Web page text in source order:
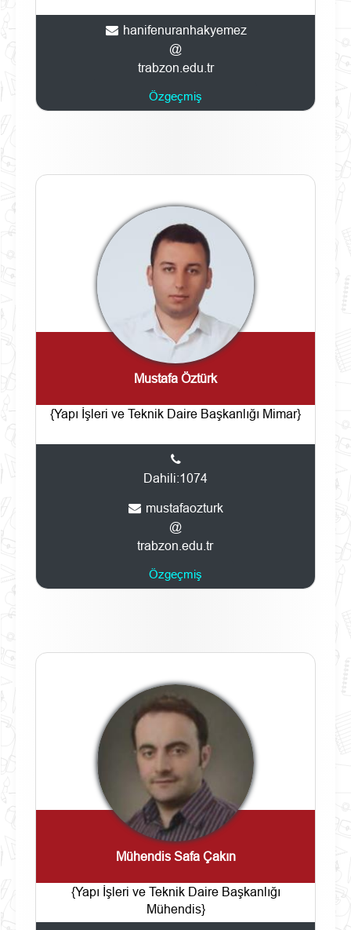
hanifenuranhakyemez
@
trabzon.edu.tr
Özgeçmiş
Mustafa Öztürk
{Yapı İşleri ve Teknik Daire Başkanlığı Mimar}
Dahili:1074
mustafaozturk
@
trabzon.edu.tr
Özgeçmiş
Mühendis Safa Çakın
{Yapı İşleri ve Teknik Daire Başkanlığı
Mühendis}